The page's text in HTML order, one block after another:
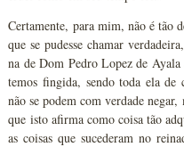
Certamente, para mim, não é tão
que se pudesse chamar
na de Dom Pedro Lopez de Ayala
temos fingida, sendo toda ela de
não se podem com verdade
que isto afirma como coisa tão
as coisas que sucederam no